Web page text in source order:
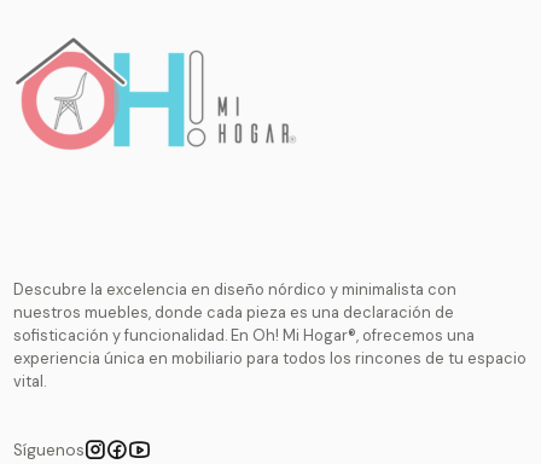
Descubre la excelencia en diseño nórdico y minimalista con
nuestros muebles, donde cada pieza es una declaración de
sofisticación y funcionalidad. En Oh! Mi Hogar®, ofrecemos una
experiencia única en mobiliario para todos los rincones de tu espacio
vital.
Síguenos